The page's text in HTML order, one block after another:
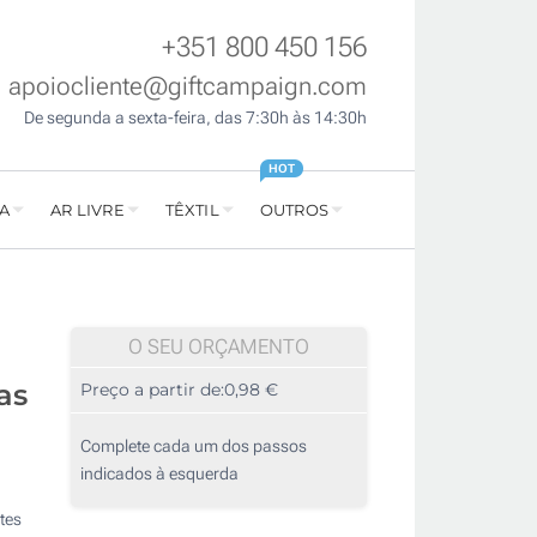
+351 800 450 156
apoiocliente@giftcampaign.com
De segunda a sexta-feira, das 7:30h às 14:30h
AR LIVRE TÊXTIL OUTROS
HOT
O SEU ORÇAMENTO
Preço a partir de:0,98 €
Complete cada um dos passos
indicados à esquerda